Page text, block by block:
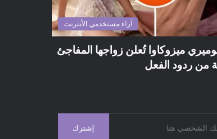
آراء مستخدمي الأنترنت
ميزوكاوا تُعلن زواجها المفاجئ
من ردود الفعل
إشترك